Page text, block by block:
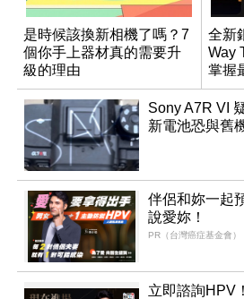
是時候該換新相機了嗎？7
個你手上器材真的需要升
級的理由
全新
Way
掌握
Sony A7R VI
新電池恐與舊
伴侶和妳一起
說愛妳！
PR（台灣癌症基金會）
立即諮詢HPV